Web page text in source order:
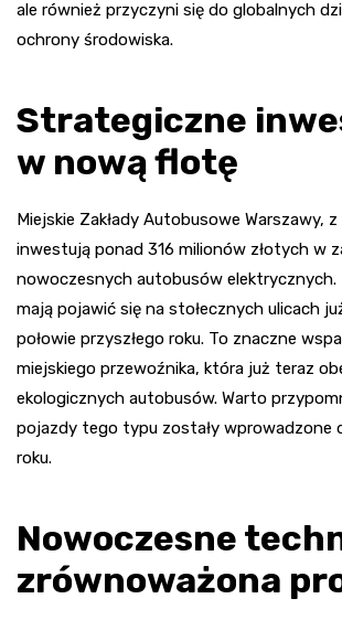
ale również przyczyni się do globalnych
ochrony środowiska.
Strategiczne
w nową flotę
Miejskie Zakłady Autobusowe Warszawy,
inwestują ponad 316 milionów złotych w
nowoczesnych autobusów elektrycznych.
mają pojawić się na stołecznych ulicach
połowie przyszłego roku. To znaczne
miejskiego przewoźnika, która już teraz
ekologicznych autobusów. Warto
pojazdy tego typu zostały wprowadzone
roku.
Nowoczesne
zrównoważona